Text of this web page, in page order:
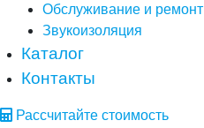
Обслуживание и ремонт
Звукоизоляция
Каталог
Контакты
Рассчитайте стоимость